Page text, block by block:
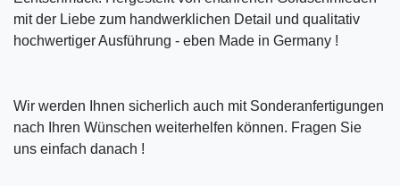
mit der Liebe zum handwerklichen Detail und qualitativ
hochwertiger Ausführung - eben Made in Germany !
Wir werden Ihnen sicherlich auch mit Sonderanfertigungen
nach Ihren Wünschen weiterhelfen können. Fragen Sie
uns einfach danach !